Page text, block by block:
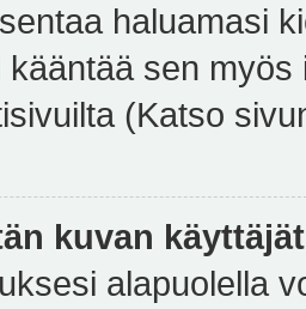
haluamasi
kääntää sen
(Katso
kuvan
alapuolella